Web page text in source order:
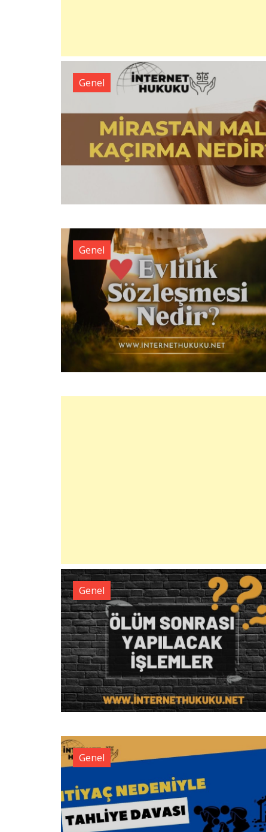
Genel
Genel
Genel
Genel